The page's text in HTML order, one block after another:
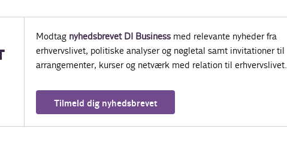
Modtag nyhedsbrevet DI Businessmed relevante nyheder fra
erhvervslivet, politiske analyser og nøgletal samt invitationer til
arrangementer, kurser og netværk med relation til erhvervslivet.
Tilmeld dig nyhedsbrevet